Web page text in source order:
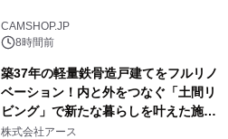
CAMSHOP.JP
8時間前
築37年の軽量鉄骨造戸建てをフルリノ
ベーション！内と外をつなぐ「土間リ
ビング」で新たな暮らしを叶えた施工
事例を株式会社アースが公開
株式会社アース